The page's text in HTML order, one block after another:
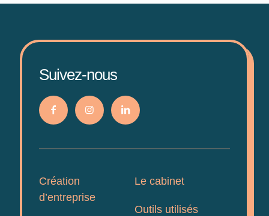
Suivez-nous
Création
d’entreprise
Le cabinet
Outils utilisés